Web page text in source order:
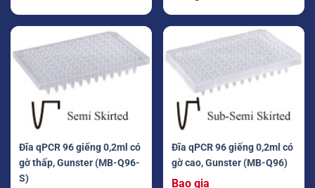
Đĩa qPCR 96 giếng 0,2ml có
gờ thấp, Gunster (MB-Q96-
S)
Đĩa qPCR 96 giếng 0,2ml có
gờ cao, Gunster (MB-Q96)
Bao gia